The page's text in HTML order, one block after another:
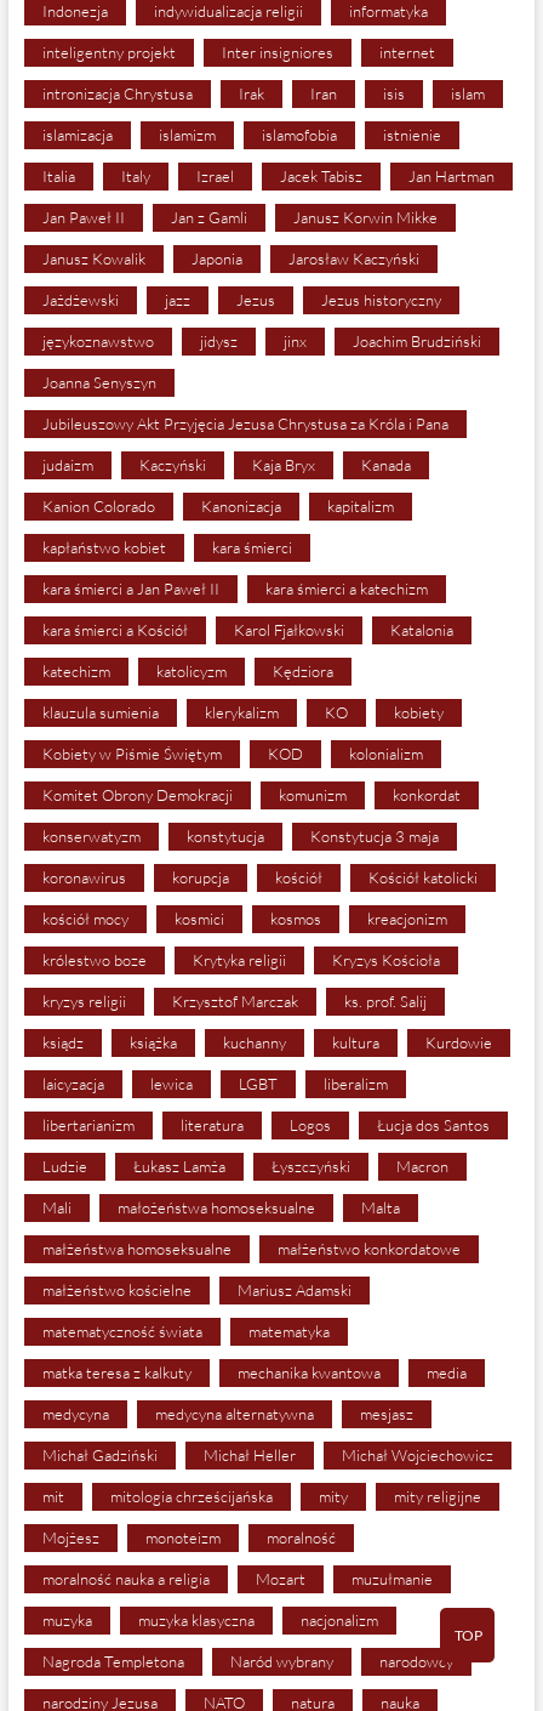
Indonezja indywidualizacja religii informatyka
inteligentny projekt Inter insigniores internet
intronizacja Chrystusa Irak Iran isis islam
islamizacja islamizm islamofobia istnienie
Italia Italy Izrael Jacek Tabisz Jan Hartman
Jan Paweł II Jan z Gamli Janusz Korwin Mikke
Janusz Kowalik Japonia Jarosław Kaczyński
Jażdżewski jazz Jezus Jezus historyczny
językoznawstwo jidysz jinx Joachim Brudziński
Joanna Senyszyn
Jubileuszowy Akt Przyjęcia Jezusa Chrystusa za Króla i Pana
judaizm Kaczyński Kaja Bryx Kanada
Kanion Colorado Kanonizacja kapitalizm
kapłaństwo kobiet kara śmierci
kara śmierci a Jan Paweł II kara śmierci a katechizm
kara śmierci a Kościół Karol Fjałkowski Katalonia
katechizm katolicyzm Kędziora
klauzula sumienia klerykalizm KO kobiety
Kobiety w Piśmie Świętym KOD kolonializm
Komitet Obrony Demokracji komunizm konkordat
konserwatyzm konstytucja Konstytucja 3 maja
koronawirus korupcja kościół Kościół katolicki
kościół mocy kosmici kosmos kreacjonizm
królestwo boze Krytyka religii Kryzys Kościoła
kryzys religii Krzysztof Marczak ks. prof. Salij
ksiądz książka kuchanny kultura Kurdowie
laicyzacja lewica LGBT liberalizm
libertarianizm literatura Logos Łucja dos Santos
Ludzie Łukasz Lamża Łyszczyński Macron
Mali małożeństwa homoseksualne Malta
małżeństwa homoseksualne małżeństwo konkordatowe
małżeństwo kościelne Mariusz Adamski
matematyczność świata matematyka
matka teresa z kalkuty mechanika kwantowa media
medycyna medycyna alternatywna mesjasz
Michał Gadziński Michał Heller Michał Wojciechowicz
mit mitologia chrześcijańska mity mity religijne
Mojżesz monoteizm moralność
moralność nauka a religia Mozart muzułmanie
muzyka muzyka klasyczna nacjonalizm
Nagroda Templetona Naród wybrany narodowcy
narodziny Jezusa NATO natura nauka
TOP